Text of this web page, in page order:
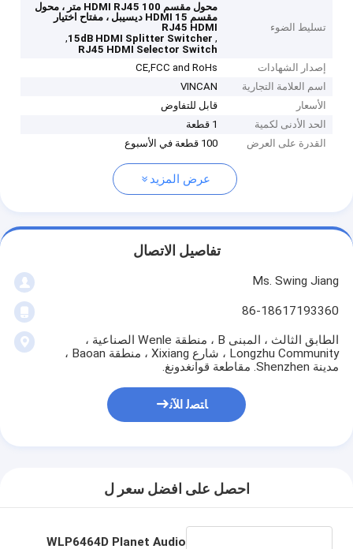
تسليط الضوء
محول مقسم HDMI RJ45 100 متر ، محول
مقسم HDMI 15 ديسيبل ، مفتاح اختيار
RJ45 HDMI
,
15dB HDMI Splitter Switcher
,
RJ45 HDMI Selector Switch
إصدار الشهادات
CE,FCC and RoHs
اسم العلامة التجارية
VINCAN
الأسعار
قابل للتفاوض
الحد الأدنى لكمية
1 قطعة
القدرة على العرض
100 قطعة في الأسبوع
عرض المزيد
تفاصيل الاتصال
Ms. Swing Jiang
86-18617193360
الطابق الثالث ، المبنى B ، منطقة Wenle الصناعية ،
Longzhu Community ، شارع Xixiang ، منطقة Baoan ،
مدينة Shenzhen. مقاطعة قوانغدونغ.
ﺎﺘﺼﻟ ﺍﻶﻧ
احصل على افضل سعر ل
WLP6464D Planet Audio